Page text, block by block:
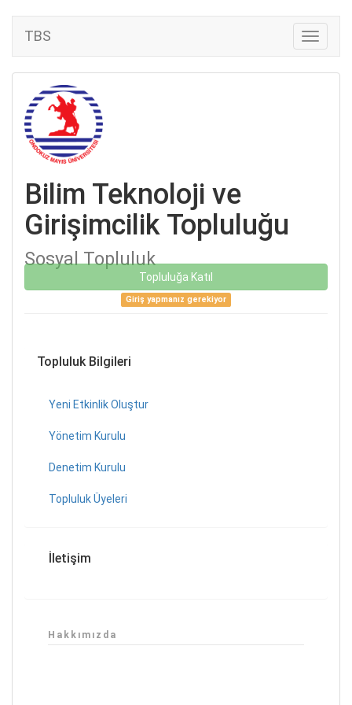
TBS
Bilim Teknoloji ve
Girişimcilik Topluluğu
Sosyal Topluluk
Topluluğa Katıl
Giriş yapmanız gerekiyor
Topluluk Bilgileri
Yeni Etkinlik Oluştur
Yönetim Kurulu
Denetim Kurulu
Topluluk Üyeleri
İletişim
Hakkımızda